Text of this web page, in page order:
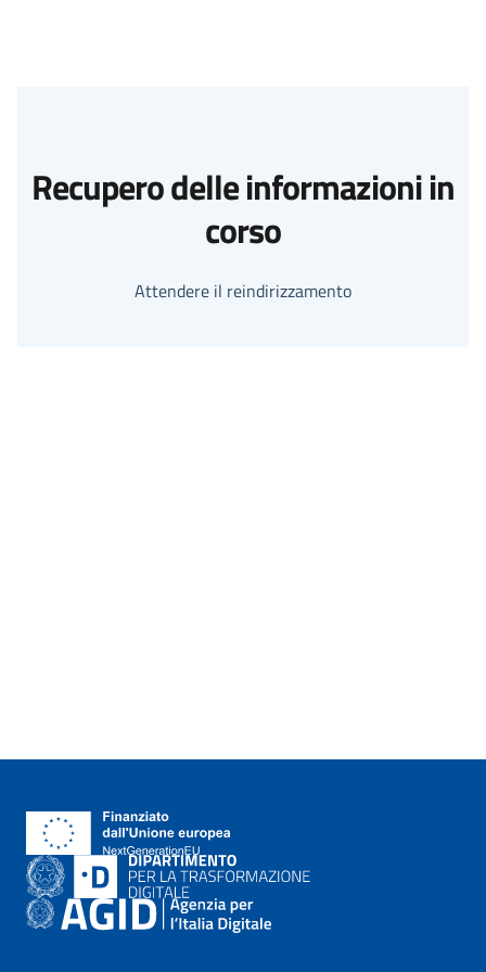
Recupero delle informazioni in
corso
Attendere il reindirizzamento